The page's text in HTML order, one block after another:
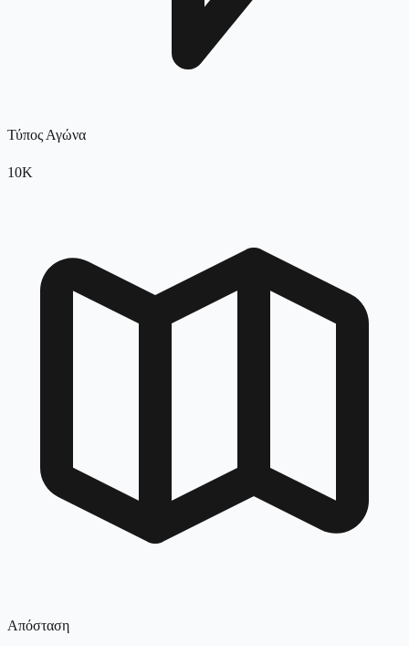
Τύπος Αγώνα
10K
Απόσταση